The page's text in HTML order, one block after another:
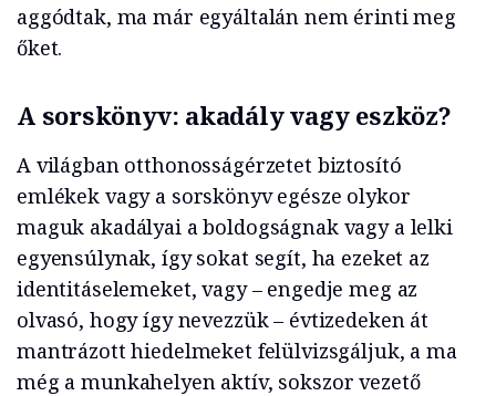
aggódtak, ma már egyáltalán nem érinti meg
őket.
A sorskönyv: akadály vagy eszköz?
A világban otthonosságérzetet biztosító
emlékek vagy a sorskönyv egésze olykor
maguk akadályai a boldogságnak vagy a lelki
egyensúlynak, így sokat segít, ha ezeket az
identitáselemeket, vagy – engedje meg az
olvasó, hogy így nevezzük – évtizedeken át
mantrázott hiedelmeket felülvizsgáljuk, a ma
még a munkahelyen aktív, sokszor vezető